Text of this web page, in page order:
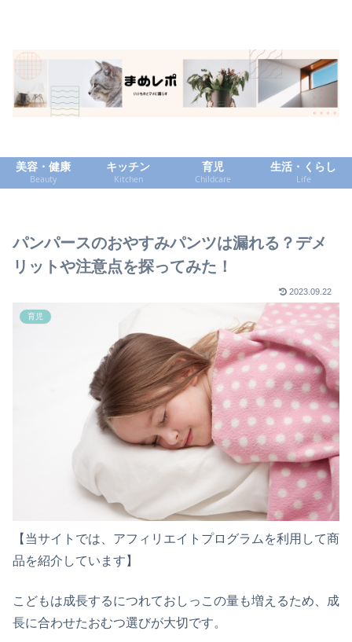
美容・健康
Beauty
キッチン
Kitchen
育児
Childcare
生活・くらし
Life
パンパースのおやすみパンツは漏れる？デメ
リットや注意点を探ってみた！
2023.09.22
育児
【当サイトでは、アフィリエイトプログラムを利用して商
品を紹介しています】
こどもは成長するにつれておしっこの量も増えるため、成
長に合わせたおむつ選びが大切です。